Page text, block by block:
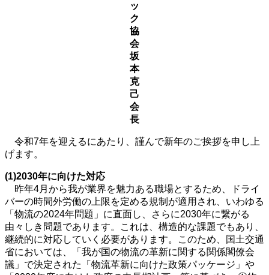
ッ
ク
協
会
坂
本
克
己
会
長
令和7年を迎えるにあたり、謹んで新年のご挨拶を申し上
げます。
(1)2030年に向けた対応
昨年4月から我が業界を魅力ある職場とするため、ドライ
バーの時間外労働の上限を定める規制が適用され、いわゆる
「物流の2024年問題」に直面し、さらに2030年に繋がる
由々しき問題であります。これは、構造的な課題でもあり、
継続的に対応していく必要があります。このため、国土交通
省においては、「我が国の物流の革新に関する関係閣僚会
議」で決定された「物流革新に向けた政策パッケージ」や